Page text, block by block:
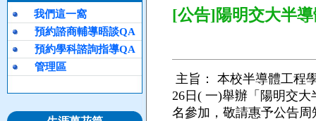
我們這一窩
預約諮商輔導晤談QA
預約學科諮詢指導QA
管理區
[公告]陽明交大半
主旨：
本校半導體工程
26日( 一)舉辦「陽明交
名參加，敬請惠予公告周